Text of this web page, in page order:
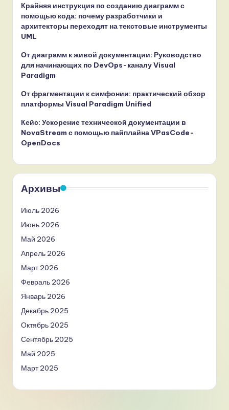
Крайняя инструкция по созданию диаграмм с
помощью кода: почему разработчики и
архитекторы переходят на текстовые инструменты
UML
От диаграмм к живой документации: Руководство
для начинающих по DevOps-каналу Visual
Paradigm
От фрагментации к симфонии: практический обзор
платформы Visual Paradigm Unified
Кейс: Ускорение технической документации в
NovaStream с помощью пайплайна VPasCode-
OpenDocs
Архивы
Июль 2026
Июнь 2026
Май 2026
Апрель 2026
Март 2026
Февраль 2026
Январь 2026
Декабрь 2025
Октябрь 2025
Сентябрь 2025
Май 2025
Март 2025